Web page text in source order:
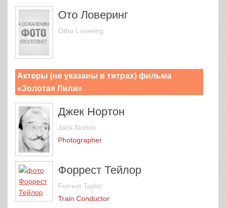
Ото Ловеринг
Otho Lovering
Актеры (не указаны в титрах) фильма
«Золотая Лили»
Джек Нортон
Jack Norton
Photographer
Форрест Тейлор
Forrest Taylor
Train Conductor